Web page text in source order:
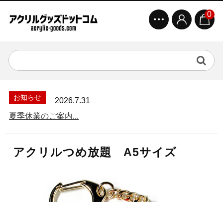
0
お知らせ
2026.7.31
夏季休業のご案内...
アクリルつめ放題 A5サイズ